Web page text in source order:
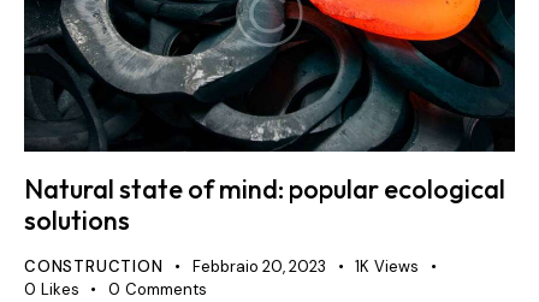
Natural state of mind: popular ecological
solutions
CONSTRUCTION Febbraio 20, 2023 1K Views
0 Likes 0 Comments